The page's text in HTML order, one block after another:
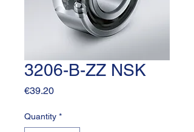
3206-B-ZZ NSK
€39.20Price
Quantity *